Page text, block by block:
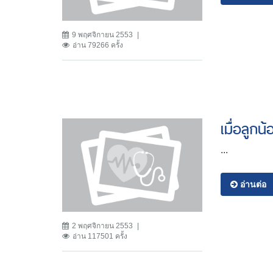
9 พฤศจิกายน 2553
อ่าน 79266 ครั้ง
2 พฤศจิกายน 2553
อ่าน 117501 ครั้ง
เมื่อลูกน้
...
อ่านต่อ